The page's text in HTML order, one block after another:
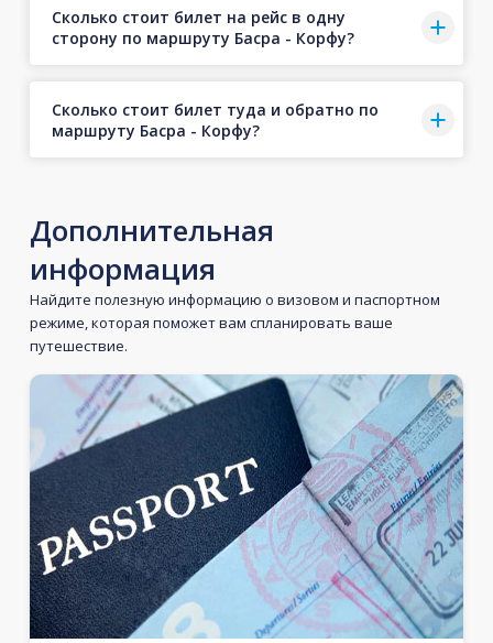
Сколько стоит билет на рейс в одну
сторону по маршруту Басра - Корфу?
Сколько стоит билет туда и обратно по
маршруту Басра - Корфу?
Дополнительная
информация
Найдите полезную информацию о визовом и паспортном
режиме, которая поможет вам спланировать ваше
путешествие.